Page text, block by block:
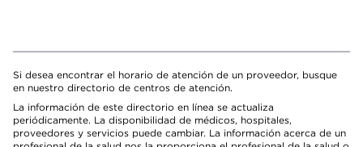
Si desea encontrar el horario de atención de un proveedor, busque
en nuestro directorio de centros de atención.
La información de este directorio en línea se actualiza
periódicamente. La disponibilidad de médicos, hospitales,
proveedores y servicios puede cambiar. La información acerca de un